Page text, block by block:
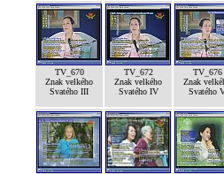
TV_670
Znak velkého
Svatého III
TV_672
Znak velkého
Svatého IV
TV_676
Znak
Svatého